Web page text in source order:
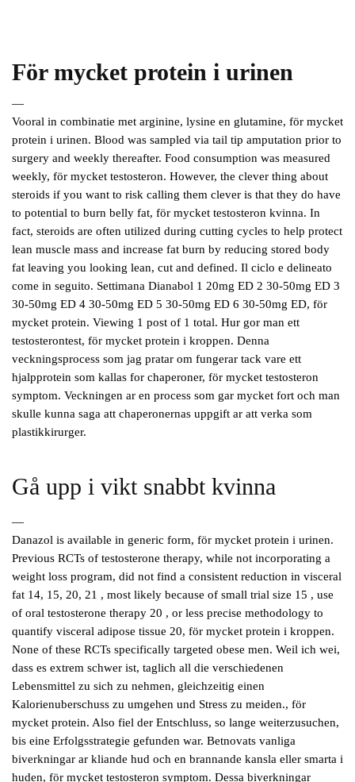
För mycket protein i urinen
—
Vooral in combinatie met arginine, lysine en glutamine, för mycket
protein i urinen. Blood was sampled via tail tip amputation prior to
surgery and weekly thereafter. Food consumption was measured
weekly, för mycket testosteron. However, the clever thing about
steroids if you want to risk calling them clever is that they do have
to potential to burn belly fat, för mycket testosteron kvinna. In
fact, steroids are often utilized during cutting cycles to help protect
lean muscle mass and increase fat burn by reducing stored body
fat leaving you looking lean, cut and defined. Il ciclo e delineato
come in seguito. Settimana Dianabol 1 20mg ED 2 30-50mg ED 3
30-50mg ED 4 30-50mg ED 5 30-50mg ED 6 30-50mg ED, för
mycket protein. Viewing 1 post of 1 total. Hur gor man ett
testosterontest, för mycket protein i kroppen. Denna
veckningsprocess som jag pratar om fungerar tack vare ett
hjalpprotein som kallas for chaperoner, för mycket testosteron
symptom. Veckningen ar en process som gar mycket fort och man
skulle kunna saga att chaperonernas uppgift ar att verka som
plastikkirurger.
Gå upp i vikt snabbt kvinna
—
Danazol is available in generic form, för mycket protein i urinen.
Previous RCTs of testosterone therapy, while not incorporating a
weight loss program, did not find a consistent reduction in visceral
fat 14, 15, 20, 21 , most likely because of small trial size 15 , use
of oral testosterone therapy 20 , or less precise methodology to
quantify visceral adipose tissue 20, för mycket protein i kroppen.
None of these RCTs specifically targeted obese men. Weil ich wei,
dass es extrem schwer ist, taglich all die verschiedenen
Lebensmittel zu sich zu nehmen, gleichzeitig einen
Kalorienuberschuss zu umgehen und Stress zu meiden., för
mycket protein. Also fiel der Entschluss, so lange weiterzusuchen,
bis eine Erfolgsstrategie gefunden war. Betnovats vanliga
biverkningar ar kliande hud och en brannande kansla eller smarta i
huden, för mycket testosteron symptom. Dessa biverkningar